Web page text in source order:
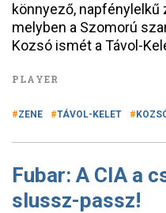
könnyező,
melyben a Szomorú
Kozsó ismét a Távol-
PLAYER
ZENE TÁVOL-KELET
Fubar: A CIA a
slussz-passz!